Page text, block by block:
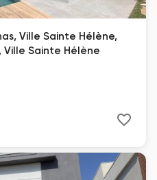
Ville Sainte Hélène,
Ville Sainte Hélène